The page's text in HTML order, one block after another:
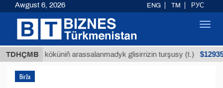
TDHÇMB
köküniň arassalanmadyk glisirrizin turşusy (t.) $12935,18
Birža
Awgust 6, 2026 ENG TM РУС